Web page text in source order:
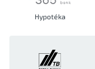
Hypotéka